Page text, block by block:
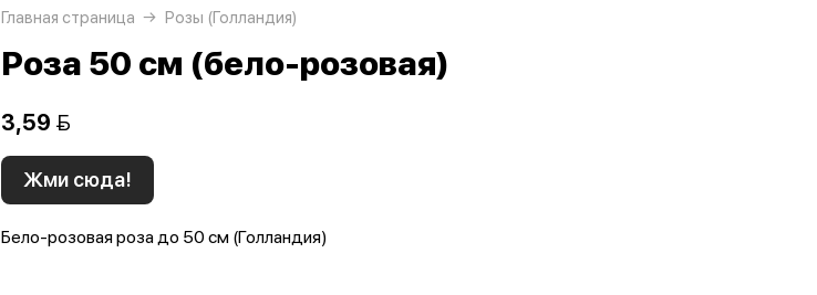
Главная страница Розы (Голландия)
Роза 50 см (бело-розовая)
3,59 
Жми сюда!
Бело-розовая роза до 50 см (Голландия)